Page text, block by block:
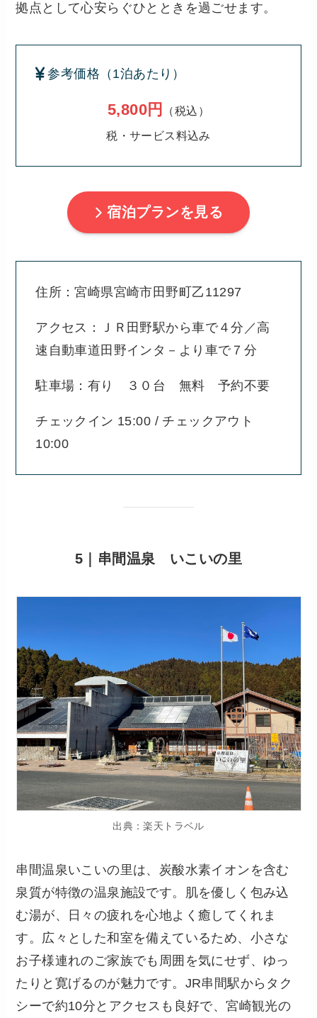
拠点として心安らぐひとときを過ごせます。
参考価格（1泊あたり）
5,800円
（税込）
税・サービス料込み
宿泊プランを見る
住所：宮崎県宮崎市田野町乙11297
アクセス：ＪＲ田野駅から車で４分／高
速自動車道田野インタ－より車で７分
駐車場：有り ３０台 無料 予約不要
チェックイン 15:00 / チェックアウト
10:00
5｜串間温泉 いこいの里
出典：楽天トラベル
串間温泉いこいの里は、炭酸水素イオンを含む
泉質が特徴の温泉施設です。肌を優しく包み込
む湯が、日々の疲れを心地よく癒してくれま
す。広々とした和室を備えているため、小さな
お子様連れのご家族でも周囲を気にせず、ゆっ
たりと寛げるのが魅力です。JR串間駅からタク
シーで約10分とアクセスも良好で、宮崎観光の